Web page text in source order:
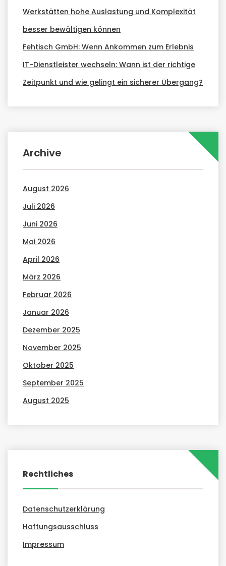
Werkstätten hohe Auslastung und Komplexität
besser bewältigen können
Fehtisch GmbH: Wenn Ankommen zum Erlebnis
IT-Dienstleister wechseln: Wann ist der richtige
Zeitpunkt und wie gelingt ein sicherer Übergang?
Archive
August 2026
Juli 2026
Juni 2026
Mai 2026
April 2026
März 2026
Februar 2026
Januar 2026
Dezember 2025
November 2025
Oktober 2025
September 2025
August 2025
Rechtliches
Datenschutzerklärung
Haftungsausschluss
Impressum